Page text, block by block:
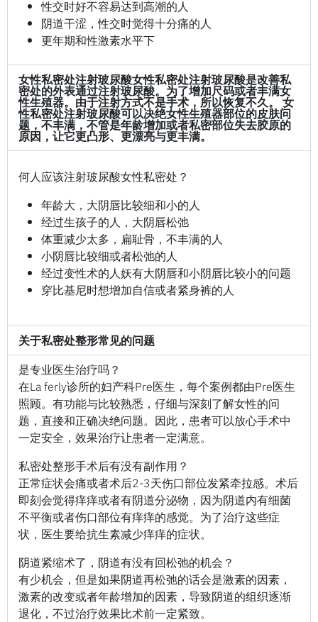
性交时好不容易达到高潮的人
阴道干涩，性交时觉得十分痛的人
更年期和性激素水平下
女性私密处注射玻尿酸女性私密处注射玻尿酸是改善私
密处的外表通过注射玻尿酸。为了增加尺码或者丰满女
性生殖器。由于注射方式不是手术，所以恢复不久。 女
性私密处注射玻尿酸可以决绝女性生殖器部位的皮肤问
题，不丰满，不管是年龄增加或者私密部位失去胶原的
原因，让它更凸形、更漂亮与更丰满。
何人应该注射玻尿酸女性私密处？
年龄大，大阴唇比较细和小的人
经过生孩子的人，大阴唇松弛
体重减少太多，扁耻骨，不丰满的人
小阴唇比较细或者松弛的人
经过变性术的人妖有大阴唇和小阴唇比较小的问题
穿比基尼时想增加自信或者紧身裤的人
关于私密处整形常见的问题
是专业医生治疗吗？
在La ferly诊所的妇产科Pre医生，每个案例都由Pre医生
照顾。有功能与比较熟悉，仔细与深刻了解女性的问
题，直接和正确决绝问题。因此，患者可以放心手术中
一定安全，效果治疗让患者一定满意。
私密处整形手术后有没有副作用？
正常症状会痛或者术后2-3天伤口部位发紧牵拉感。术后
即刻会觉得痒痒或者有阴道分泌物，因为阴道内有细菌
不平衡或者伤口部位有痒痒的感觉。为了治疗这些症
状，医生要给抗生素减少痒痒的症状。
阴道紧缩术了，阴道有没有回松弛的机会？
有少机会，但是如果阴道再松弛的话会是激素的因素，
激素的改变或者年龄增加的因素，导致阴道的组织逐渐
退化，不过治疗效果比术前一定紧致。